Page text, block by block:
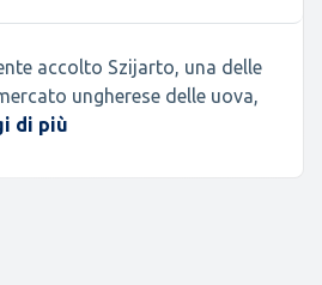
accolto Szijarto, una delle
ungherese delle uova,
di più